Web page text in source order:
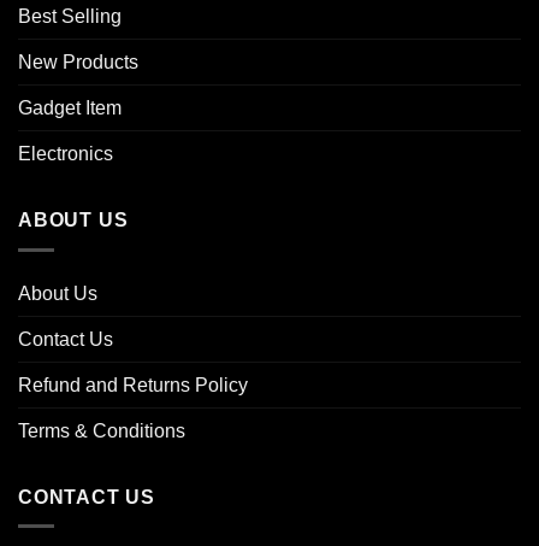
Best Selling
New Products
Gadget Item
Electronics
ABOUT US
About Us
Contact Us
Refund and Returns Policy
Terms & Conditions
CONTACT US